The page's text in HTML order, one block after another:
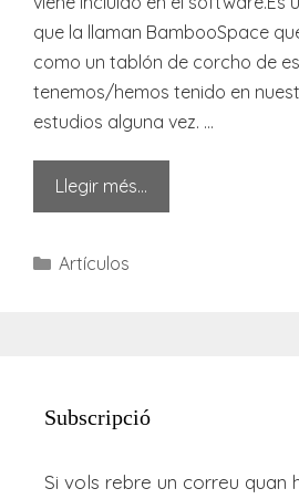
que la llaman BambooSpace
como un tablón de corcho de
tenemos/hemos tenido en
estudios alguna vez. …
Llegir més…
Categories
Artículos
Subscripció
Si vols rebre un correu quan